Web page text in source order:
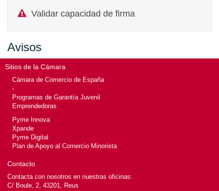
Validar capacidad de firma
Avisos
Sitios de la Cámara
Cámara de Comercio de España
-
Programas de Garantía Juvenil
Emprendedoras
Pyme Innova
Xpande
Pyme Digital
Plan de Apoyo al Comercio Minorista
Contacto
Contacta con nosotros en nuestras oficinas:
C/ Boule, 2, 43201, Reus